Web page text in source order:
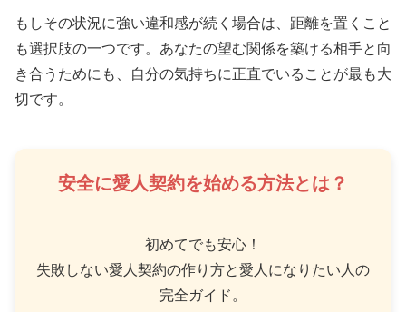
もしその状況に強い違和感が続く場合は、距離を置くこと
も選択肢の一つです。あなたの望む関係を築ける相手と向
き合うためにも、自分の気持ちに正直でいることが最も大
切です。
安全に愛人契約を始める方法とは？
初めてでも安心！
失敗しない愛人契約の作り方と愛人になりたい人の
完全ガイド。